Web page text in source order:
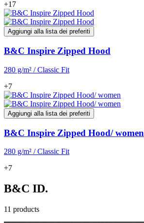
+17
Aggiungi alla lista dei preferiti
B&C Inspire Zipped Hood
280 g/m² / Classic Fit
+7
Aggiungi alla lista dei preferiti
B&C Inspire Zipped Hood/ women
280 g/m² / Classic Fit
+7
B&C ID.
11 products